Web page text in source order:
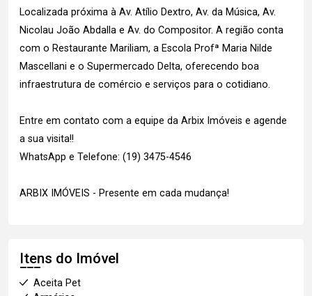
Localizada próxima à Av. Atílio Dextro, Av. da Música, Av.
Nicolau João Abdalla e Av. do Compositor. A região conta
com o Restaurante Mariliam, a Escola Profª Maria Nilde
Mascellani e o Supermercado Delta, oferecendo boa
infraestrutura de comércio e serviços para o cotidiano.
Entre em contato com a equipe da Arbix Imóveis e agende
a sua visita!!
WhatsApp e Telefone: (19) 3475-4546
ARBIX IMÓVEIS - Presente em cada mudança!
Itens do Imóvel
Aceita Pet